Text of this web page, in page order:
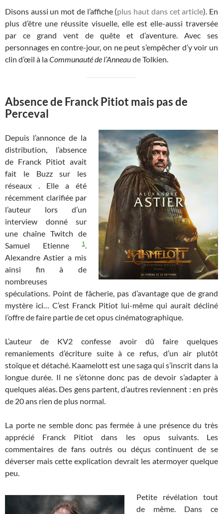
Disons aussi un mot de l’affiche (plus haut dans cet article). En
plus d’être une réussite visuelle, elle est elle-aussi traversée
par ce grand vent de quête et d’aventure. Avec ses
personnages en contre-jour, on ne peut s’empêcher d’y voir un
clin d’œil à laCommunauté de l’Anneaude Tolkien.
Absence de Franck Pitiot mais pas de
Perceval
Depuis l’annonce de la
distribution, l’absence
de Franck Pitiot avait
fait le Buzz sur les
réseaux . Elle a été
récemment clarifiée par
l’auteur lors d’un
interview donné sur
une chaîne Twitch de
Samuel Etienne
1.
Alexandre Astier a mis
ainsi fin à de
nombreuses
spéculations. Point de fâcherie, pas d’avantage que de grand
mystère ici… C’est Franck Pitiot lui-même qui aurait décliné
l’offre de faire partie de cet opus cinématographique.
L’auteur de KV2 confesse avoir dû faire quelques
remaniements d’écriture suite à ce refus, d’un air plutôt
stoïque et détaché. Kaamelott est une saga qui s’inscrit dans la
longue durée. Il ne s’étonne donc pas de devoir s’adapter à
quelques aléas. Des gens partent, d’autres reviennent : en près
de 20 ans rien de plus normal.
La porte ne semble donc pas fermée à une présence du très
apprécié Franck Pitiot dans les opus suivants. Les
commentaires de fans outrés ou déçus continuent de se
déverser mais cette explication devrait les atermoyer quelque
peu.
Petite révélation tout
de même. Dans ce